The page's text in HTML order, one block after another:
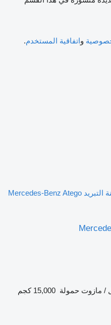
واتفاقية المستخدم.
شاحنة التبريد Mercedes-Benz Atego
/ مازوت حمولة 15,000 كجم